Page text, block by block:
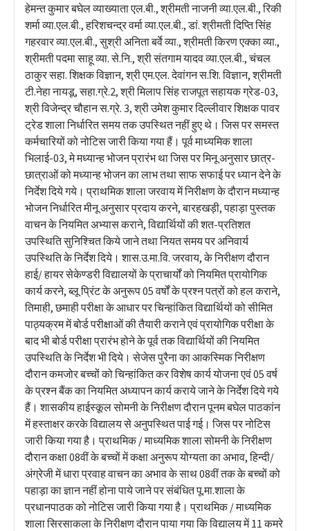
हेमन्त कुमार बघेल व्याख्याता एल.बी., श्रीमती नाजनी व्या.एल.बी., रिकी
शर्मा व्या.एल.बी., हरिशचन्द्र वर्मा व्या.एल.बी., डां. श्रीमती दिप्ति सिंह
गहरवार व्या.एल.बी., सुश्री अनिता बर्वे व्या., श्रीमती किरण एक्का व्या.,
श्रीमती पदमा साहू व्या. से.नि., श्री संतगाम यादव व्या.एल.बी., चंचल
ठाकुर सहा. शिक्षक विज्ञान, श्री एम.एल. देवांगन स.शि. विज्ञान, श्रीमती
टी.नेहा नायडू, सहा.ग्रे.2, श्री मिलाप सिंह राजपूत सहायक ग्रेड-03,
श्री विजेन्द्र चौहान स.ग्रे. 3, श्री उमेश कुमार दिल्लीवार शिक्षक पावर
ट्रेड शाला निर्धारित समय तक उपस्थित नहीं हुए थे। जिस पर समस्त
कर्मचारियों को नोटिस जारी किया गया हैं। पूर्व माध्यमिक शाला
भिलाई-03, मे मध्यान्ह भोजन प्रारंभ था जिस पर मिनू अनुसार छात्र-
छात्राओं को मध्यान्ह भोजन का लाभ तथा साफ सफाई पर ध्यान देने के
निर्देश दिये गये। प्राथमिक शाला जरवाय में निरीक्षण के दौरान मध्यान्ह
भोजन निर्धारित मीनू अनुसार प्रदाय करने, बारहखड़ी, पहाड़ा पुस्तक
वाचन के नियमित अभ्यास कराने, विद्यार्थियों की शत-प्रतिशत
उपस्थिति सुनिश्चित किये जाने तथा नियत समय पर अनिवार्य
उपस्थिति के निर्देश दिये। शास.उ.मा.वि. जरवाय, के निरीक्षण दौरान
हाई/ हायर सेकेण्डरी विद्यालयों के प्राचार्यों को नियमित प्रायोगिक
कार्य करने, ब्लू प्रिंट के अनुरूप 05 वर्षों के प्रश्न पत्रों को हल कराने,
तिमाही, छमाही परीक्षा के आधार पर चिन्हांकित विद्यार्थियों को सीमित
पाठ्यक्रम में बोर्ड परीक्षाओं की तैयारी कराने एवं प्रायोगिक परीक्षा के
बाद भी बोर्ड परीक्षा प्रारंभ होने के पूर्व तक विद्यार्थियों की नियमित
उपस्थिति के निर्देश भी दिये। सेजेस पुरैना का आकस्मिक निरीक्षण
दौरान कमजोर बच्चों को चिन्हांकित कर विशेष कार्य योजना एवं 05 वर्ष
के प्रश्न बैंक का नियमित अध्यापन कार्य कराये जाने के निर्देश दिये गये
हैं। शासकीय हाईस्कूल सोमनी के निरीक्षण दौरान पूनम बघेल पाठकांन
में हस्ताक्षर करके विद्यालय से अनुपस्थित पाई गई। जिस पर नोटिस
जारी किया गया है। प्राथमिक / माध्यमिक शाला सोमनी के निरीक्षण
दौरान कक्षा 08वीं के बच्चों में कक्षा अनुरूप योग्यता का अभाव, हिन्दी/
अंग्रेजी में धारा प्रवाह वाचन का अभाव के साथ 08वीं तक के बच्चों को
पहाड़ा का ज्ञान नहीं होना पाये जाने पर संबंधित पू.मा.शाला के
प्रधानपाठक को नोटिस जारी किया गया है। प्राथमिक / माध्यमिक
शाला सिरसाकला के निरीक्षण दौरान पाया गया कि विद्यालय में 11 कमरे